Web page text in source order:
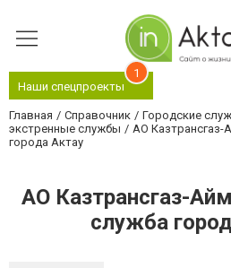
Наши спецпроекты
1
Главная Справочник Городские
экстренные службы
АО Казтрансгаз-
города Актау
АО Казтрансгаз-
служба